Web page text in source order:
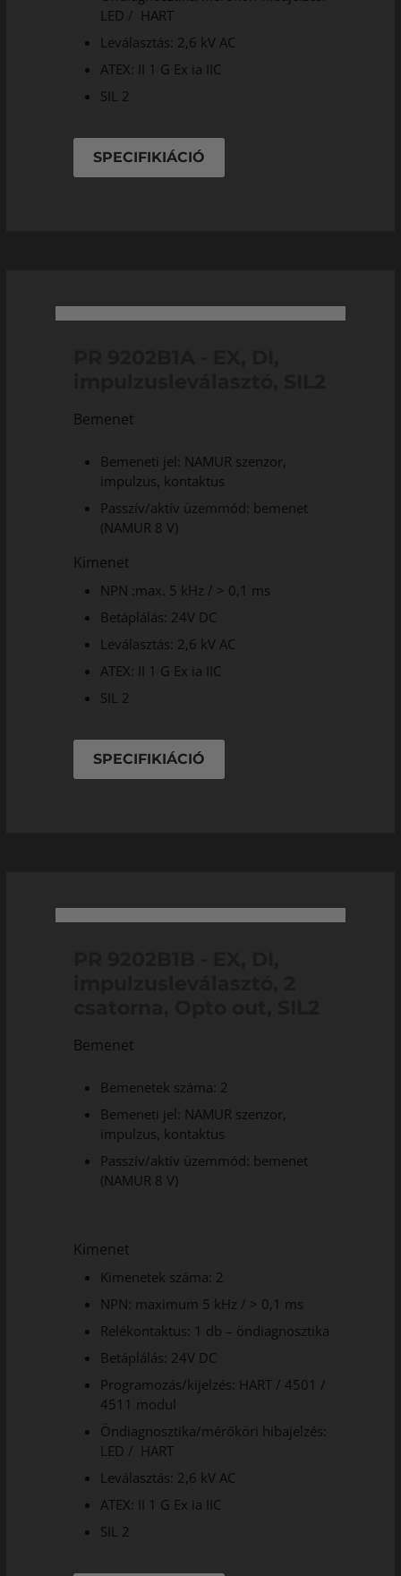
LED / HART
Leválasztás: 2,6 kV AC
ATEX: II 1 G Ex ia IIC
SIL 2
SPECIFIKIÁCIÓ
Bemenet
Bemeneti jel: NAMUR szenzor,
impulzus, kontaktus
Passzív/aktív üzemmód: bemenet
(NAMUR 8 V)
Kimenet
NPN :max. 5 kHz / > 0,1 ms
Betáplálás: 24V DC
Leválasztás: 2,6 kV AC
ATEX: II 1 G Ex ia IIC
SIL 2
SPECIFIKIÁCIÓ
Bemenet
Bemenetek száma: 2
Bemeneti jel: NAMUR szenzor,
impulzus, kontaktus
Passzív/aktív üzemmód: bemenet
(NAMUR 8 V)
Kimenet
Kimenetek száma: 2
NPN: maximum 5 kHz / > 0,1 ms
Relékontaktus: 1 db – öndiagnosztika
Betáplálás: 24V DC
Programozás/kijelzés: HART / 4501 /
4511 modul
Öndiagnosztika/mérőköri hibajelzés:
LED / HART
Leválasztás: 2,6 kV AC
ATEX: II 1 G Ex ia IIC
SIL 2